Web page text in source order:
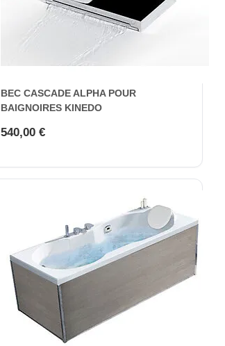
BEC CASCADE ALPHA POUR
BAIGNOIRES KINEDO
540,00 €